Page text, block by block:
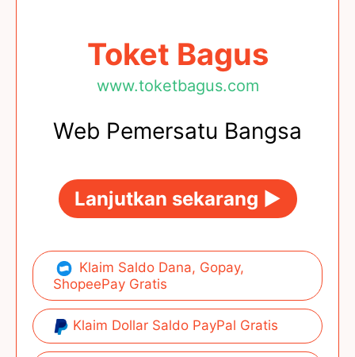
Toket Bagus
www.toketbagus.com
Web Pemersatu Bangsa
Lanjutkan sekarang ►
Klaim Saldo Dana, Gopay,
ShopeePay Gratis
Klaim Dollar Saldo PayPal Gratis